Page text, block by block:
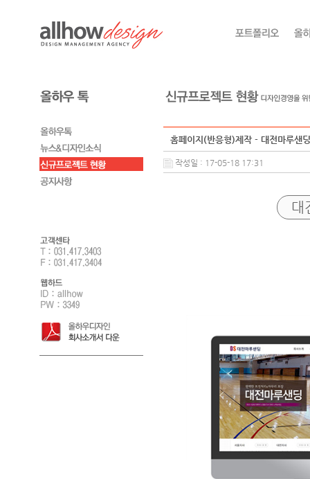
홈페이지(반응형)제작 - 대전마루샌딩
작성일 : 17-05-18 17:31
대